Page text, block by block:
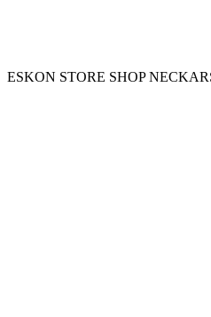
ESKON STORE SHOP